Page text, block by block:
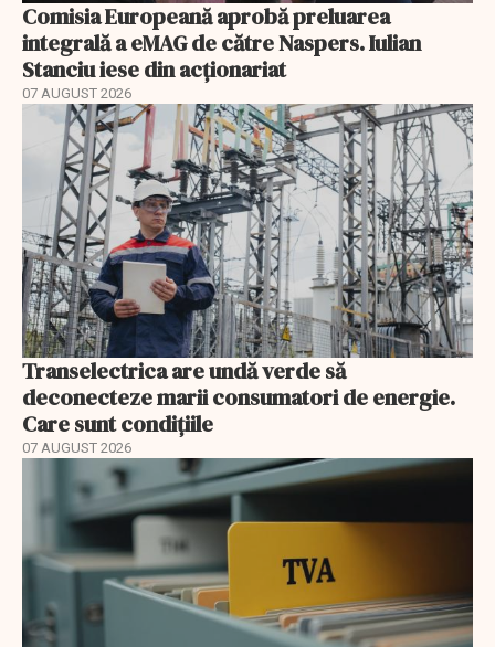
Comisia Europeană aprobă preluarea
integrală a eMAG de către Naspers. Iulian
Stanciu iese din acționariat
07 AUGUST 2026
Transelectrica are undă verde să
deconecteze marii consumatori de energie.
Care sunt condițiile
07 AUGUST 2026